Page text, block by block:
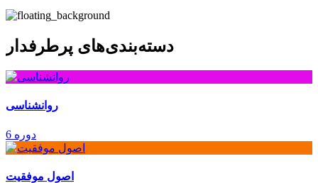
دسته‌بندی‌های پرطرفدار
روانشناسی
6 دوره
اصول موفقیت